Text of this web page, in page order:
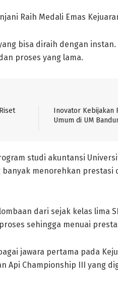
Raih Medali Emas
bisa diraih dengan
proses yang lama.
Inovator Kebijakan
Umum di UM
studi akuntansi
banyak menorehkan prestasi
dari sejak kelas lima
sehingga menuai
jawara pertama pada
Api Championship III yang